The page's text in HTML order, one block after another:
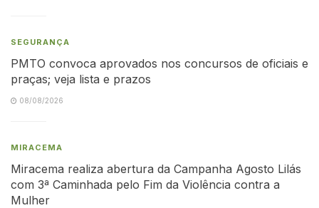
SEGURANÇA
PMTO convoca aprovados nos concursos de oficiais e
praças; veja lista e prazos
08/08/2026
MIRACEMA
Miracema realiza abertura da Campanha Agosto Lilás
com 3ª Caminhada pelo Fim da Violência contra a
Mulher